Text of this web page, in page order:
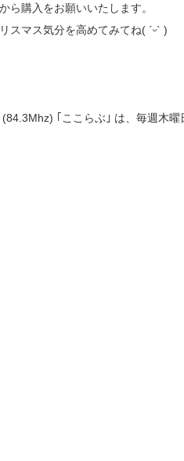
ら購入をお願いいたします。
スマス気分を高めてみてね( ˊᵕˋ )
｢ここらぶ｣ は、毎週木曜